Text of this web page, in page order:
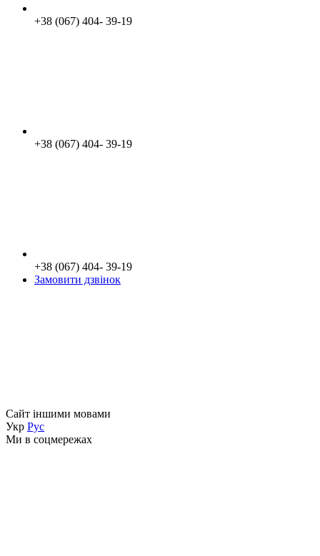
+38 (067) 404- 39-19
+38 (067) 404- 39-19
+38 (067) 404- 39-19
Замовити дзвінок
Сайт іншими мовами
Укр Рус
Ми в соцмережах